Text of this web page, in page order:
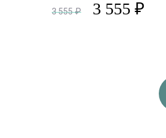
3 555 ₽ 3 555 ₽